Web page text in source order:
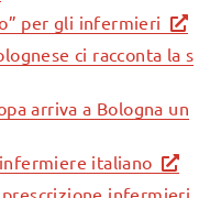
per gli infermieri
ci racconta la s
arriva a Bologna un
italiano
prescrizione infermieri